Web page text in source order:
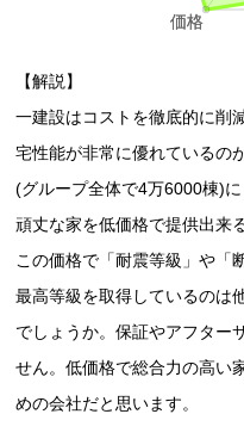
【解説】
一建設はコストを徹底的に削
宅性能が非常に優れているの
(グループ全体で4万6000棟)
頑丈な家を低価格で提供出来
この価格で「耐震等級」や「
最高等級を取得しているのは
でしょうか。保証やアフター
せん。低価格で総合力の高い
めの会社だと思います。